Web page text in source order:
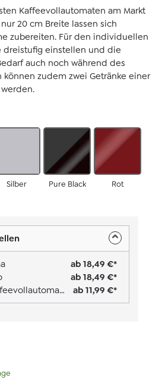
Kaffeevollautomaten am Markt
20 cm Breite lassen sich
zubereiten. Für den individuellen
dreistufig einstellen und die
auch noch während des
können zudem zwei Getränke einer
Silber Pure Black Rot
ab 18,49 €*
ab 18,49 €*
Pro Aqua Filterpatrone für Kaffeevollautomaten
ab 11,99 €*